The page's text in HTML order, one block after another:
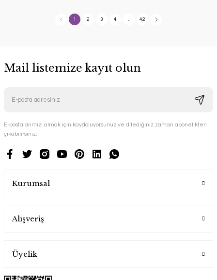
1 2 3 4 42
Mail listemize kayıt olun
E-postalarımızı almak için kaydoluyorsunuz ve dilediğiniz zaman abonelikten
çıkabilirsiniz.
Kurumsal
Alışveriş
Üyelik